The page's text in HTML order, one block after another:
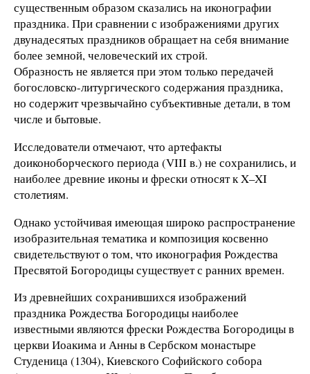
существенным образом сказались на иконографии
праздника. При сравнении с изображениями других
двунадесятых праздников обращает на себя внимание
более земной, человеческий их строй.
Образность не является при этом только передачей
богословско-литургического содержания праздника,
но содержит чрезвычайно субъективные детали, в том
числе и бытовые.
Исследователи отмечают, что артефакты
доиконоборческого периода (VIII в.) не сохранились, и
наиболее древние иконы и фрески относят к X–XI
столетиям.
Однако устойчивая имеющая широко распространение
изобразительная тематика и композиция косвенно
свидетельствуют о том, что иконография Рождества
Пресвятой Богородицы существует с ранних времен.
Из древнейших сохранившихся изображений
праздника Рождества Богородицы наиболее
известными являются фрески Рождества Богородицы в
церкви Иоакима и Анны в Сербском монастыре
Студеница (1304), Киевского Софийского собора